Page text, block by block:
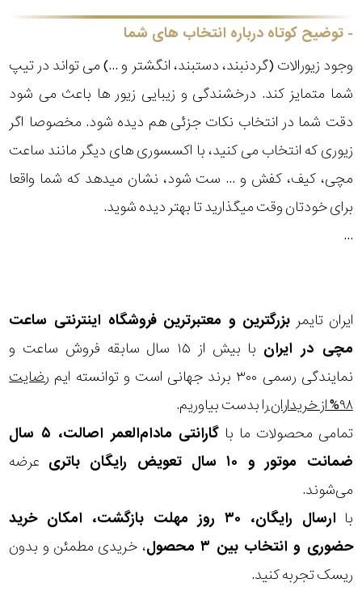
توضیح کوتاه درباره انتخاب های شما
وجود زیورالات (گردنبند، دستبند، انگشتر و ...) می تواند در تیپ
شما متمایز کند. درخشندگی و زیبایی زیور ها باعث می شود
دقت شما در انتخاب نکات جزئی هم دیده شود. مخصوصا اگر
زیوری که انتخاب می کنید، با اکسسوری های دیگر مانند ساعت
مچی، کیف، کفش و ... ست شود، نشان میدهد که شما واقعا
برای خودتان وقت میگذارید تا بهتر دیده شوید.
...
ایران تایمر بزرگترین و معتبرترین فروشگاه اینترنتی ساعت
مچی در ایران
با بیش از ۱۵ سال سابقه فروش ساعت و
نمایندگی رسمی ۳۰۰ برند جهانی است و توانسته ایم
رضایت
۹۸% از خریداران
را بدست بیاوریم.
تمامی محصولات ما با
گارانتی مادام‌العمر اصالت، ۵ سال
ضمانت موتور و ۱۰ سال تعویض رایگان باتری
عرضه
می‌شوند.
با
ارسال رایگان، ۳۰ روز مهلت بازگشت، امکان خرید
حضوری و انتخاب بین ۳ محصول
، خریدی مطمئن و بدون
ریسک تجربه کنید.
گارانتی
رنگ
بیشتر...
اصالت